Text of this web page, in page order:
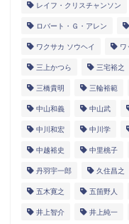
レイフ・クリスチャンソン
ロバート・Ｇ・アレン
ワクサカ ソウヘイ ワ
三上かつら 三宅裕之
三橋貴明 三輪裕範
中山和義 中山武
中川和宏 中川学
中越裕史 中里桃子
丹羽宇一郎 久住昌之
五木寛之 五箇野人
井上智介 井上純一